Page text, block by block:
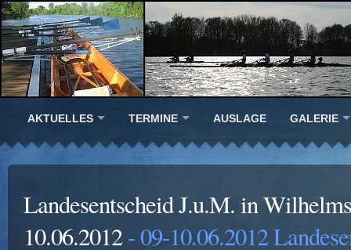
AKTUELLES TERMINE AUSLAGE GALERIE
Landesentscheid J.u.M. in
10.06.2012- 09-10.06.2012